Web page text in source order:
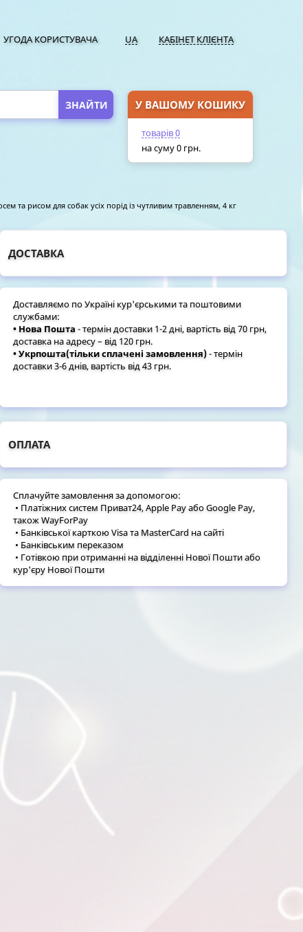
UA КАБІНЕТ КЛІЄНТА
УГОДА КОРИСТУВАЧА
та рисом для собак усіх порід із чутливим травленням, 4 кг
ДОСТАВКА
Доставляємо по Україні кур'єрськими та поштовими
службами:
• Нова Пошта - термін доставки 1-2 дні, вартість від 70 грн,
доставка на адресу – від 120 грн.
• Укрпошта(тільки сплачені замовлення)- термін
доставки 3-6 днів, вартість від 43 грн.
ОПЛАТА
Сплачуйте замовлення за допомогою:
• Платіжних систем Приват24, Apple Pay або Google Pay,
також WayForPay
• Банківської карткою Visa та MasterCard на сайті
• Банківським переказом
• Готівкою при отриманні на відділенні Нової Пошти або
кур'єру Нової Пошти
У ВАШОМУ КОШИКУ
ПЕРЕЙТИ У КОШИК
товарів0
на суму0 грн.